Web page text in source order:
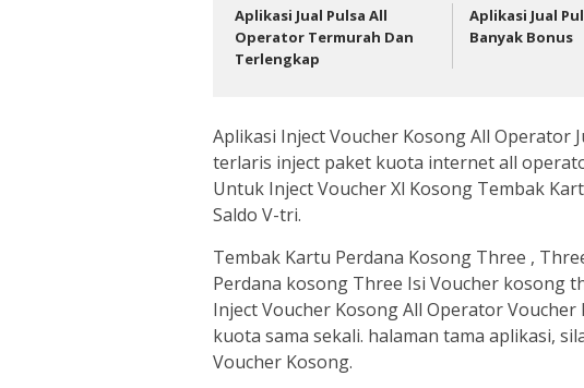
Aplikasi Jual Pulsa All
Operator Termurah Dan
Terlengkap
Aplikasi Jual
Banyak Bonus
Aplikasi Inject Voucher Kosong All Operator
terlaris inject paket kuota internet all
Untuk Inject Voucher Xl Kosong Tembak
Saldo V-tri.
Tembak Kartu Perdana Kosong Three ,
Perdana kosong Three Isi Voucher kosong
Inject Voucher Kosong All Operator
kuota sama sekali. halaman tama aplikasi,
Voucher Kosong.